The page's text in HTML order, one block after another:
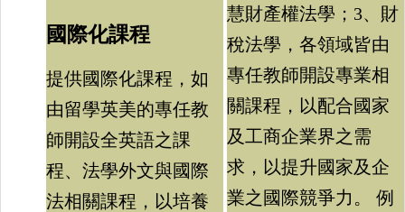
國際化課程
提供國際化課程，如
由留學英美的專任教
師開設全英語之課
程、法學外文與國際
法相關課程，以培養
慧財產權法學；3、財
稅法學，各領域皆由
專任教師開設專業相
關課程，以配合國家
及工商企業界之需
求，以提升國家及企
業之國際競爭力。 例